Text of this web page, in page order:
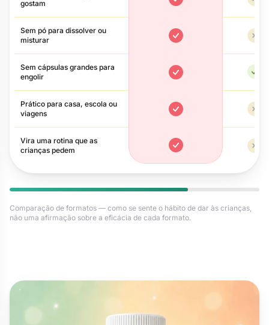
gostam
Sim
Sem pó para dissolver ou
misturar
Sim
Sem cápsulas grandes para
engolir
Sim
Prático para casa, escola ou
viagens
Sim
Vira uma rotina que as
crianças pedem
Sim
Comparação de formatos — como se sente o hábito de dar às crianças,
não uma afirmação sobre a eficácia de cada formato.